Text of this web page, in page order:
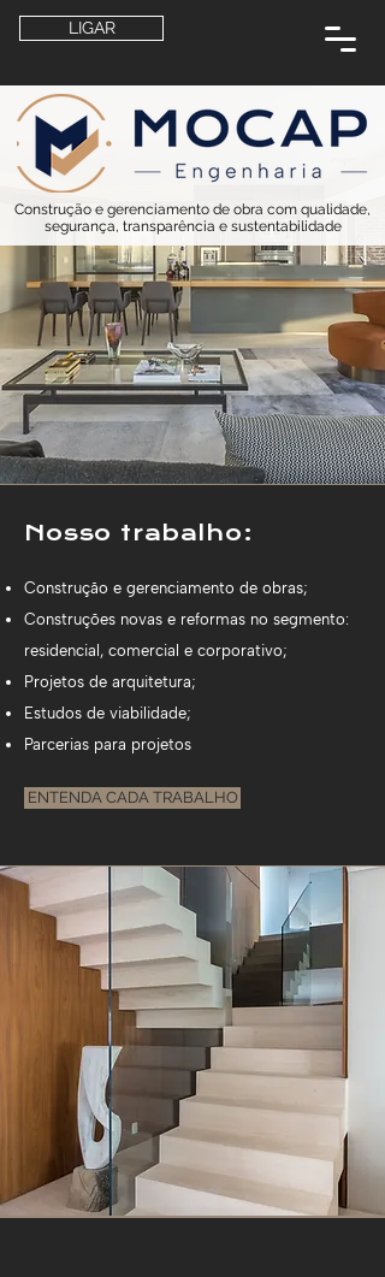
LIGAR
Construção e gerenciamento de obra com qualidade,
segurança, transparência e sustentabilidade
Nosso trabalho:
Construção e gerenciamento de obras;
Construções novas e reformas no segmento:
residencial, comercial e corporativo;
Projetos de arquitetura;
Estudos de viabilidade;
Parcerias para projetos
ENTENDA CADA TRABALHO